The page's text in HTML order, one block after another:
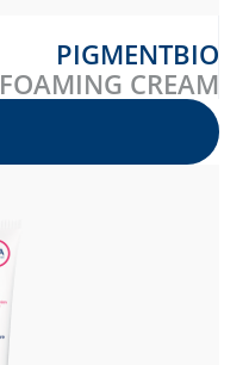
PIGMENTBIO
FOAMING CREAM